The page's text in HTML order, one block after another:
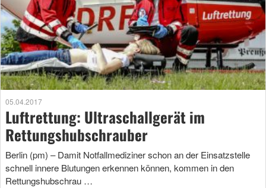
05.04.2017
Luftrettung: Ultraschallgerät im
Rettungshubschrauber
Berlin (pm) – Damit Notfallmediziner schon an der Einsatzstelle
schnell innere Blutungen erkennen können, kommen in den
Rettungshubschrau …